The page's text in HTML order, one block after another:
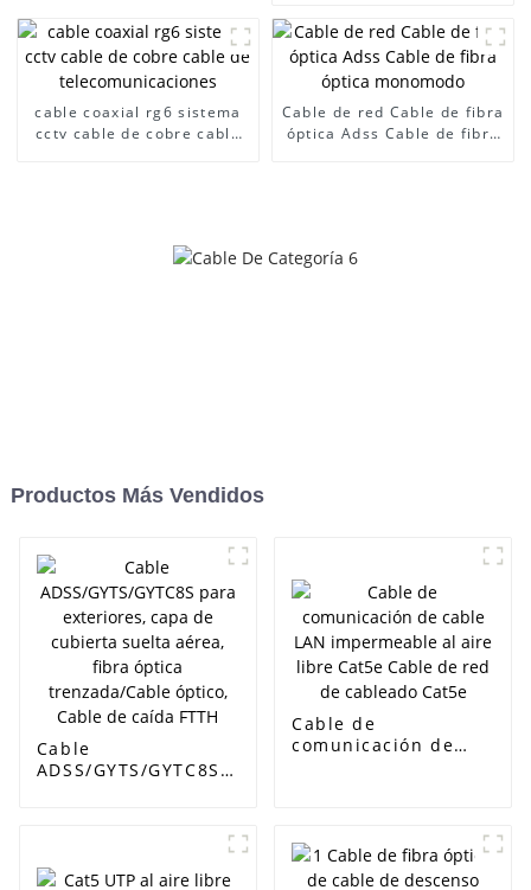
de teléfono subterráneo
cable coaxial rg6 sistema
cctv cable de cobre cable
Cable de red Cable de fibra
óptica Adss Cable de fibra
Productos Más Vendidos
Cable
ADSS/GYTS/GYTC8S
trenzada/Cable
Cable de
comunicación de
Cat5e